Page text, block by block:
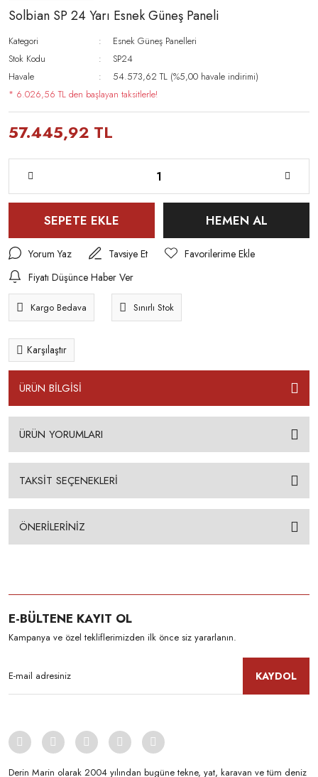
Solbian SP 24 Yarı Esnek Güneş Paneli
Kategori
Esnek Güneş Panelleri
Stok Kodu
SP24
Havale
54.573,62 TL (%5,00 havale indirimi)
* 6.026,56 TL den başlayan taksitlerle!
57.445,92 TL
SEPETE EKLE HEMEN AL
Yorum Yaz
Tavsiye Et
Fiyatı Düşünce Haber Ver
Kargo Bedava Sınırlı Stok
Karşılaştır
ÜRÜN BİLGİSİ
ÜRÜN YORUMLARI
TAKSİT SEÇENEKLERİ
ÖNERİLERİNİZ
E-BÜLTENE KAYIT OL
Kampanya ve özel tekliflerimizden ilk önce siz yararlanın.
KAYDOL
Derin Marin olarak 2004 yılından bugüne tekne, yat, karavan ve tüm deniz